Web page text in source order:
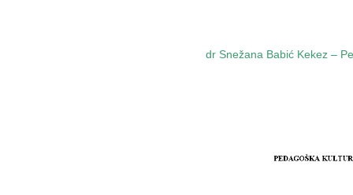
dr Snežana Babić Kekez –